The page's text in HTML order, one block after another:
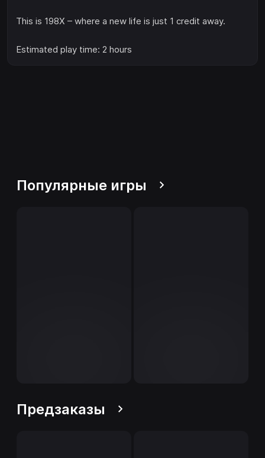
This is 198X – where a new life is just 1 credit away.
Estimated play time: 2 hours
Популярные игры
Предзаказы